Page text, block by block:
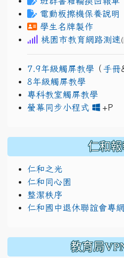
電動板擦機保養說明
學生名牌製作
桃園市教育網路測速
7.9年級觸屏教學 （ 手冊
8年級觸屏教學
專科教室觸屏教學
螢幕同步小程式
+P
仁和
仁和之光
仁和同心園
整潔秩序
仁和國中退休聯誼會專網
教育局